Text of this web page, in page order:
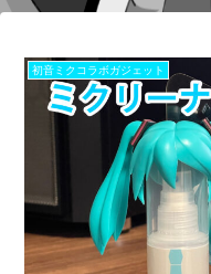
初音ミクコラボガジェット